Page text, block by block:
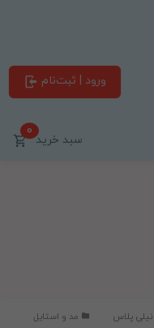
ورود | ثبت‌نام
سبد خرید0
نیلی پلاس
مد و استایل